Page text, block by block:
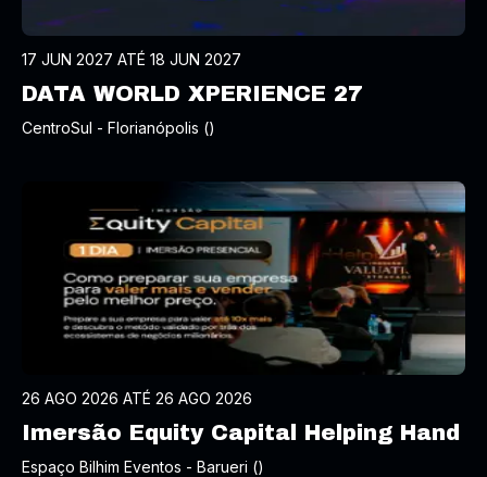
17 JUN 2027 ATÉ 18 JUN 2027
DATA WORLD XPERIENCE 27
CentroSul - Florianópolis ()
26 AGO 2026 ATÉ 26 AGO 2026
Imersão Equity Capital Helping Hand
Espaço Bilhim Eventos - Barueri ()